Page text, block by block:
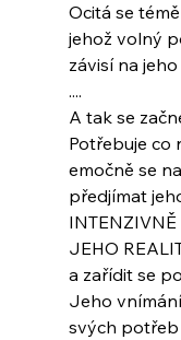
Ocitá se
jehož volný
závisí na
....
A tak se
Potřebuje co
emočně se
předjímat
JEHO
a zařídit se
Jeho
svých potřeb